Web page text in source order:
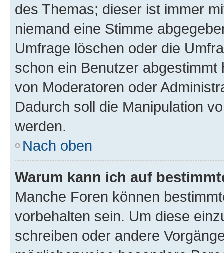
des Themas; dieser ist immer
niemand eine Stimme
Umfrage löschen oder die
schon ein Benutzer
von Moderatoren oder
Dadurch soll die Manipulation
werden.
Nach oben
Warum kann ich auf
Manche Foren können
vorbehalten sein. Um diese
schreiben oder andere